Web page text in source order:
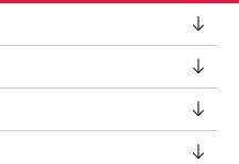
di Koyo Kouoh